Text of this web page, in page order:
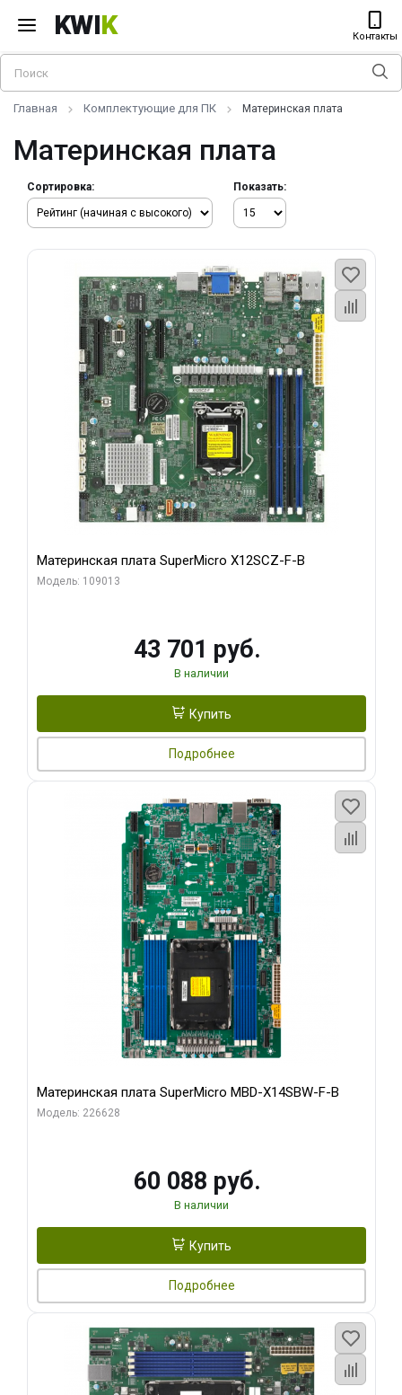
KWIK Контакты
Главная Комплектующие для ПК Материнская плата
Материнская плата
Сортировка: Показать:
Материнская плата SuperMicro X12SCZ-F-B
Модель: 109013
43 701 руб.
В наличии
Купить
Подробнее
Материнская плата SuperMicro MBD-X14SBW-F-B
Модель: 226628
60 088 руб.
В наличии
Купить
Подробнее